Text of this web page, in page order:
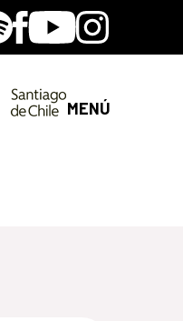
Facebook
YoutubeInstagram
MENÚ